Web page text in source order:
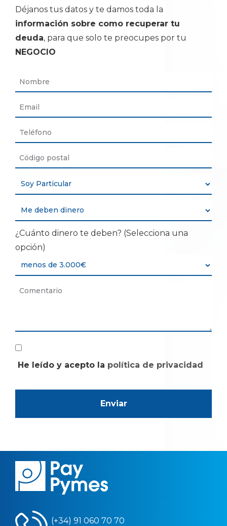
Déjanos tus datos y te damos toda la
información sobre como recuperar tu
deuda, para que solo te preocupes por tu
NEGOCIO
¿Cuánto dinero te deben? (Selecciona una
opción)
He leído y acepto la política de privacidad
(+34) 91 060 70 70